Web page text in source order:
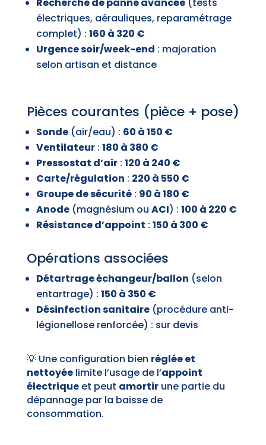
Recherche de panne avancée(tests
électriques, aérauliques, reparamétrage
complet) : 160 à 320 €
Urgence soir/week-end : majoration
selon artisan et distance
Pièces courantes (pièce + pose)
Sonde(air/eau) : 60 à 150 €
Ventilateur: 180 à 380 €
Pressostat d’air: 120 à 240 €
Carte/régulation : 220 à 550 €
Groupe de sécurité: 90 à 180 €
Anode(magnésium ou ACI) : 100 à 220 €
Résistance d’appoint : 150 à 300 €
Opérations associées
Détartrage échangeur/ballon (selon
entartrage) : 150 à 350 €
Désinfection sanitaire(procédure anti-
légionellose renforcée) : sur devis
💡 Une configuration bien réglée et
nettoyéelimite l’usage de l’appoint
électriqueet peut amortirune partie du
dépannage par la baisse de
consommation.